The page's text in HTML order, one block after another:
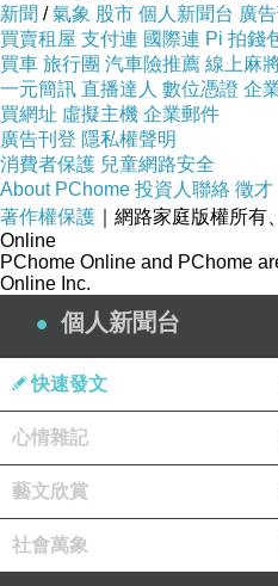
更多資料、資訊參考
新聞 /氣象 股市 個人新聞台 廣
買賣租屋 支付連 國際連 Pi 拍錢
買車 旅行團 汽車險推薦 線上麻
一元簡訊 直播達人 數位憑證 企
買網址 虛擬主機 企業郵件
廣告刊登 隱私權聲明
消費者保護 兒童網路安全
About PChome 投資人聯絡 徵才
著作權保護 ｜網路家庭版權所有
Online
PChome Online and PChome
Online Inc.
個人新聞台
快速發文
心情雜記
藝文欣賞
社會萬象